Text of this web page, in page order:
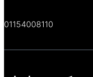
01154008110